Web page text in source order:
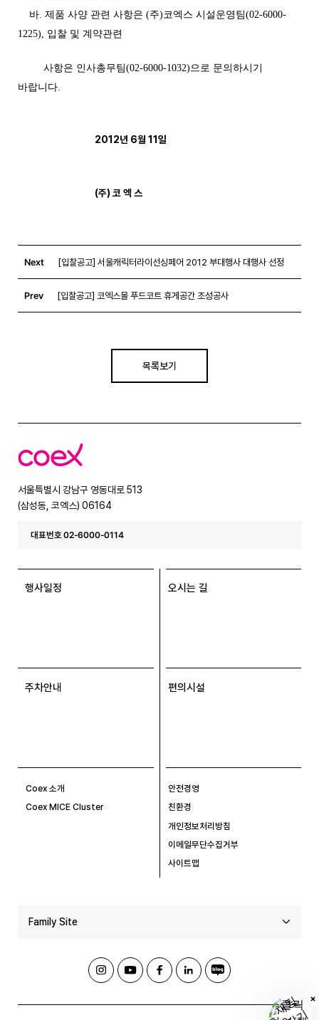
바. 제품 사양 관련 사항은 (주)코엑스 시설운영팀(02-6000-
1225), 입찰 및 계약관련
사항은 인사총무팀(02-6000-1032)으로 문의하시기
바랍니다.
2012년 6월 11일
(주) 코 엑 스
Next [입찰공고] 서울캐릭터라이선싱페어 2012 부대행사 대행사 선정
Prev [입찰공고] 코엑스몰 푸드코트 휴게공간 조성공사
목록보기
코
엑
서울특별시 강남구 영동대로 513
(삼성동, 코엑스) 06164
대표번호 02-6000-0114
행사일정 오시는 길
주차안내 편의시설
Coex 소개
Coex MICE Cluster
안전경영
친환경
개인정보처리방침
이메일무단수집거부
사이트맵
Family Site